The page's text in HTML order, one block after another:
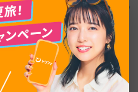
（または「海外ローミング」）の
「設定」→「接続」→「モバイル
タローミング」の順です。Pixel
」→「ネットワークとインターネ
ーミング」の順になります。